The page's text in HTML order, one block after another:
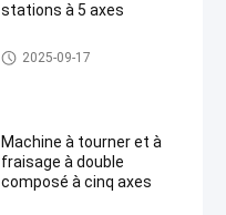
stations à 5 axes
Five Axis Industrial CNC Machi
ne
2025-09-17
Machine à tourner et à
fraisage à double
composé à cinq axes